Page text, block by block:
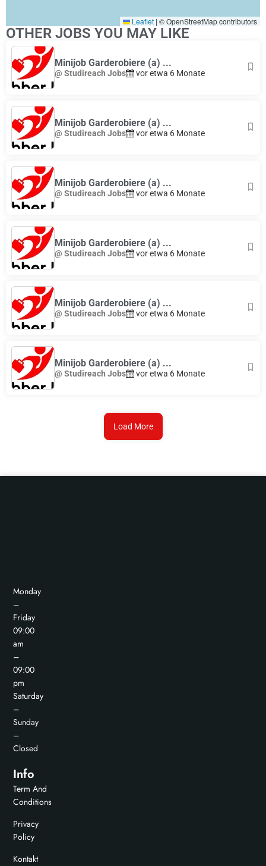
Leaflet | © OpenStreetMap contributors
OTHER JOBS YOU MAY LIKE
Minijob Garderobiere (a) ...
@ Studireach Jobs vor etwa 6 Monate
Minijob Garderobiere (a) ...
@ Studireach Jobs vor etwa 6 Monate
Minijob Garderobiere (a) ...
@ Studireach Jobs vor etwa 6 Monate
Minijob Garderobiere (a) ...
@ Studireach Jobs vor etwa 6 Monate
Minijob Garderobiere (a) ...
@ Studireach Jobs vor etwa 6 Monate
Minijob Garderobiere (a) ...
@ Studireach Jobs vor etwa 6 Monate
Load More
Monday
–
Friday
09:00
am
–
09:00
pm
Saturday
–
Sunday
–
Closed
Info
Term And
Conditions
Privacy
Policy
Kontakt